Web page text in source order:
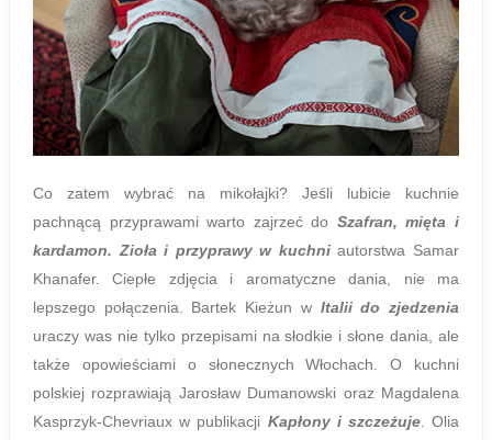
Co zatem wybrać na mikołajki? Jeśli lubicie kuchnie
pachnącą przyprawami warto zajrzeć do Szafran, mięta i
kardamon. Zioła i przyprawy w kuchniautorstwa Samar
Khanafer. Ciepłe zdjęcia i aromatyczne dania, nie ma
lepszego połączenia. Bartek Kieżun w Italii do zjedzenia
uraczy was nie tylko przepisami na słodkie i słone dania, ale
także opowieściami o słonecznych Włochach. O kuchni
polskiej rozprawiają Jarosław Dumanowski oraz Magdalena
Kasprzyk-Chevriaux w publikacji Kapłony i szczeżuje. Olia